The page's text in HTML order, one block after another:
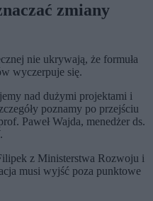
zmiany
nie ukrywają, że formuła
wyczerpuje się.
nad dużymi projektami i
poznamy po przejściu
Paweł Wajda, menedżer ds.
z Ministerstwa Rozwoju i
musi wyjść poza punktowe